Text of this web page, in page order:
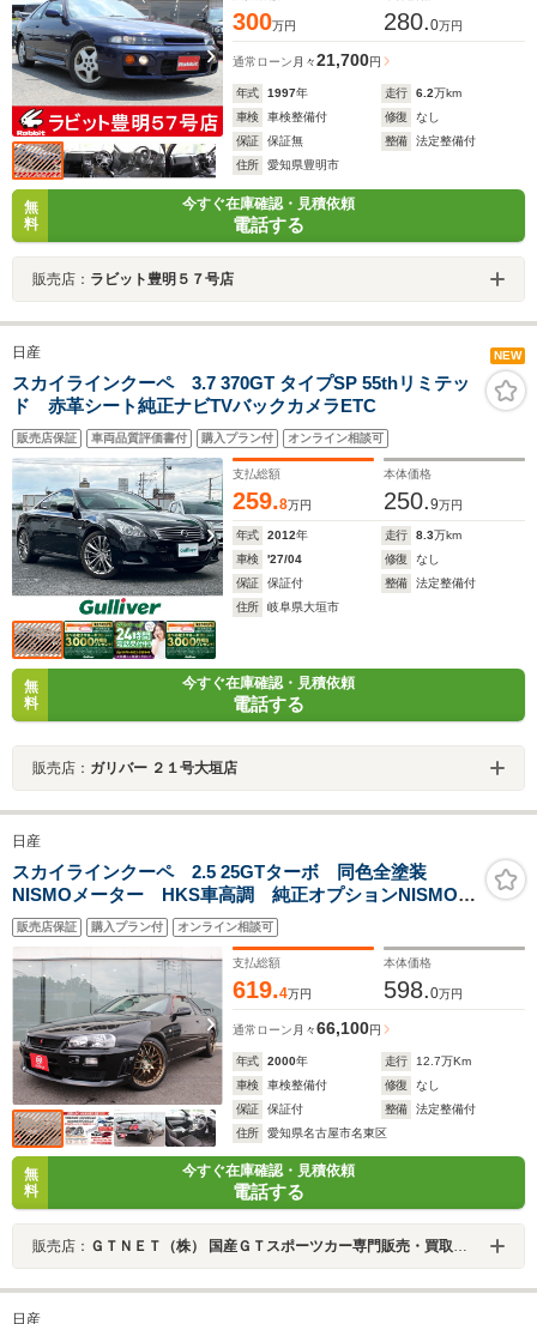
300万円 280.0万円
通常ローン 月々21,700円
年式 1997年 走行 6.2万km
車検
車検整備付 修復
なし
保証
保証無 整備
法定整備付
住所
愛知県豊明市
無
料
今すぐ在庫確認・見積依頼
電話する
販売店： ラビット豊明５７号店
日産 NEW
スカイラインクーペ 3.7 370GT タイプSP 55thリミテッ
ド 赤革シート純正ナビTVバックカメラETC
販売店保証 車両品質評価書付 購入プラン付 オンライン相談可
支払総額
259.8万円
本体価格
250.9万円
年式 2012年 走行 8.3万km
車検
'27/04 修復
なし
保証
保証付 整備
法定整備付
住所
岐阜県大垣市
無
料
今すぐ在庫確認・見積依頼
電話する
販売店： ガリバー ２１号大垣店
日産
スカイラインクーペ 2.5 25GTターボ 同色全塗装
NISMOメーター HKS車高調 純正オプションNISMOマ
フラー RAYS製18アルミ アルティアFバンパー
KENWOODナビ
販売店保証 購入プラン付 オンライン相談可
支払総額
619.4万円
本体価格
598.0万円
通常ローン 月々66,100円
年式 2000年 走行 12.7万Km
車検
車検整備付 修復
なし
保証
保証付 整備
法定整備付
住所
愛知県名古屋市名東区
無
料
今すぐ在庫確認・見積依頼
電話する
販売店： ＧＴＮＥＴ（株） 国産ＧＴスポーツカー専門販売・買取専門店 ＧＴＮＥＴ 名古屋
日産